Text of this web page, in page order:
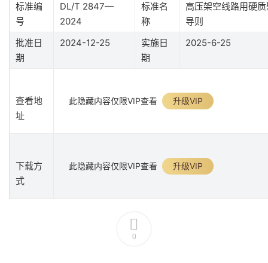
标准编
号
DL/T 2847—
2024
标准名
称
高压架空线路用硬
导则
批准日
期
2024-12-25
实施日
期
2025-6-25
查看地
址
此隐藏内容仅限VIP查看 升级VIP
下载方
式
此隐藏内容仅限VIP查看 升级VIP
0